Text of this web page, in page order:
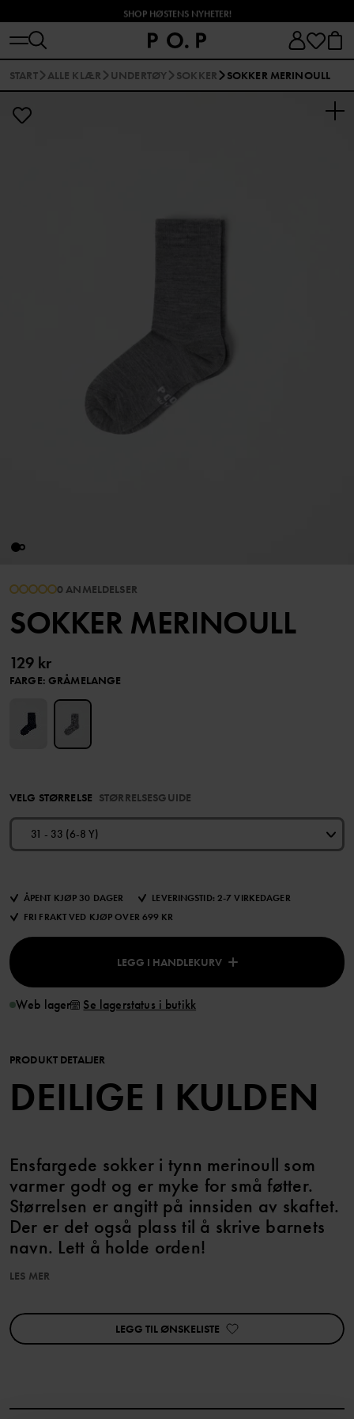
SHOP HØSTENS NYHETER!
START ALLE KLÆR UNDERTØY SOKKER SOKKER MERINOULL
0 ANMELDELSER
SOKKER MERINOULL
129 kr
FARGE: GRÅMELANGE
VELG STØRRELSE STØRRELSESGUIDE
31 - 33 (6-8 Y)
ÅPENT KJØP 30 DAGER
LEVERINGSTID: 2-7 VIRKEDAGER
FRI FRAKT VED KJØP OVER 699 KR
LEGG I HANDLEKURV
Web lager Se lagerstatus i butikk
PRODUKT DETALJER
DEILIGE I KULDEN
Ensfargede sokker i tynn merinoull som
varmer godt og er myke for små føtter.
Størrelsen er angitt på innsiden av skaftet.
Der er det også plass til å skrive barnets
navn. Lett å holde orden!
Varenummer
Produksjonsland:Litauen
Fabrikk
Les mer
LES MER
LEGG TIL ØNSKELISTE